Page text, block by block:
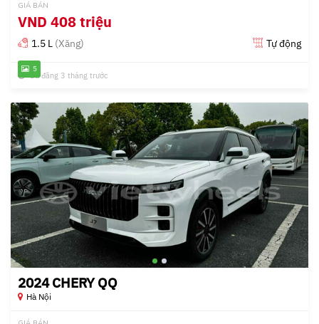
5
GIÁ BÁN
VND 408 triệu
1.5 L (Xăng) Tự động
Đã đăng 3 tháng trước
2024 CHERY QQ
Hà Nội